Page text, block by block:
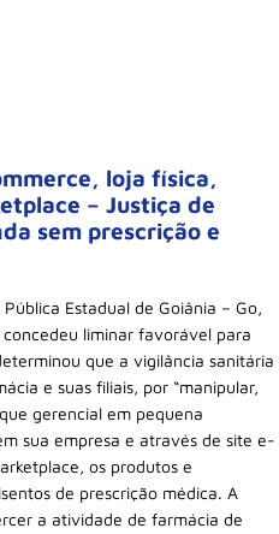
loja física,
– Justiça de
sem prescrição e
Estadual de Goiânia – Go,
concedeu liminar favorável para
que a vigilância sanitária
e suas filiais, por “manipular,
gerencial em pequena
sua empresa e através de site e-
os produtos e
de prescrição médica. A
a atividade de farmácia de